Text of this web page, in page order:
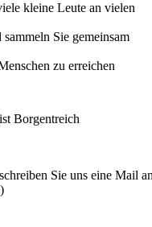
kleine Leute an vielen
Sie gemeinsam
zu erreichen
Borgentreich
Sie uns eine Mail